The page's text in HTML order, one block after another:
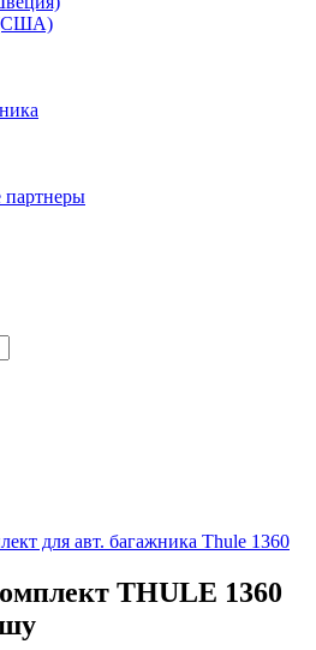
(США)
партнеры
для авт. багажника Thule 1360
THULE 1360